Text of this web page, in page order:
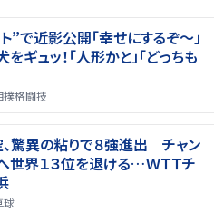
”で近影公開「幸せにするぞ〜」
ギュッ！「人形かと」「どっちも
撲格闘技
、驚異の粘りで８強進出 チャン
世界１３位を退ける…ＷＴＴチ
球